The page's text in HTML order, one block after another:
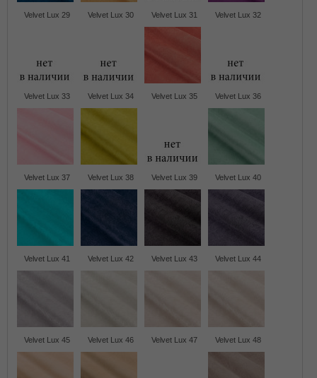
Velvet Lux 29 Velvet Lux 30 Velvet Lux 31 Velvet Lux 32
Velvet Lux 33 Velvet Lux 34 Velvet Lux 35 Velvet Lux 36
Velvet Lux 37 Velvet Lux 38 Velvet Lux 39 Velvet Lux 40
Velvet Lux 41 Velvet Lux 42 Velvet Lux 43 Velvet Lux 44
Velvet Lux 45 Velvet Lux 46 Velvet Lux 47 Velvet Lux 48